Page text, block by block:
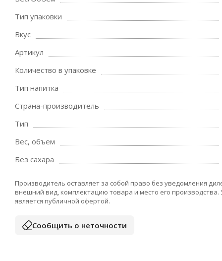
Тип упаковки
Вкус
Артикул
Количество в упаковке
Тип напитка
Страна-производитель
Тип
Вес, объем
Без сахара
Производитель оставляет за собой право без уведомления
внешний вид, комплектацию товара и место его
является публичной офертой.
Сообщить о неточности